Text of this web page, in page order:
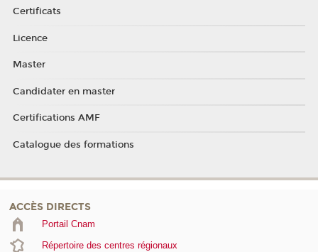
Certificats
Licence
Master
Candidater en master
Certifications AMF
Catalogue des formations
ACCÈS DIRECTS
Portail Cnam
Répertoire des centres régionaux